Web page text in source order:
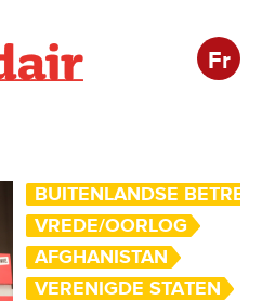
Fr
BUITENLANDSE
VREDE/OORLOG
AFGHANISTAN
VERENIGDE STATEN